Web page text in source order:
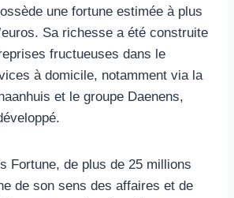
une fortune estimée à plus
Sa richesse a été construite
fructueuses dans le
à domicile, notamment via la
et le groupe Daenens,
Fortune, de plus de 25 millions
de son sens des affaires et de